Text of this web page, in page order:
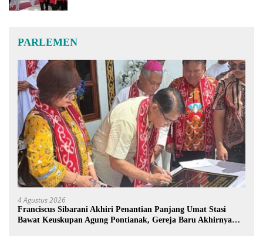
PARLEMEN
4 Agustus 2026
Franciscus Sibarani Akhiri Penantian Panjang Umat Stasi
Bawat Keuskupan Agung Pontianak, Gereja Baru Akhirnya